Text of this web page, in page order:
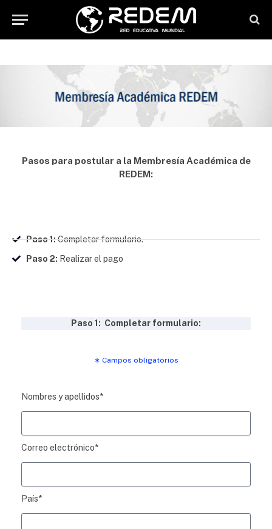
Pasos para postular a la Membresía Académica de
REDEM:
Paso 1:Completar formulario.
Paso 2: Realizar el pago
Paso 1: Completar formulario:
∗ Campos obligatorios
Nombres y apellidos*
Correo electrónico*
País*